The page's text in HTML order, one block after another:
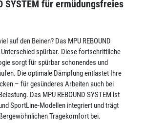
SYSTEM für ermüdungsfreies
auf den Beinen? Das MPU REBOUND
Unterschied spürbar. Diese fortschrittliche
sorgt für spürbar schonendes und
Die optimale Dämpfung entlastet Ihre
– für gesünderes Arbeiten auch bei
Das MPU REBOUND SYSTEM ist
SportLine-Modellen integriert und trägt
Tragekomfort bei.